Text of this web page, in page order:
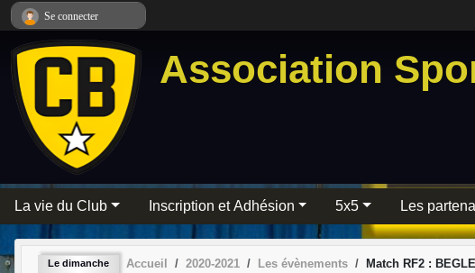
Association
La vie du Club Inscription et Adhésion 5x5 Les
Le dimanche Accueil 2020-2021 Les évènements Match RF2 :
Se connecter
Panneau de gestion des cookies